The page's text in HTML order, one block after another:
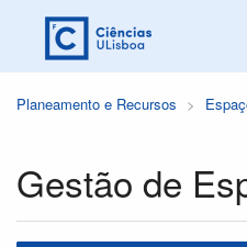
Planeamento e Recursos
Gestão de